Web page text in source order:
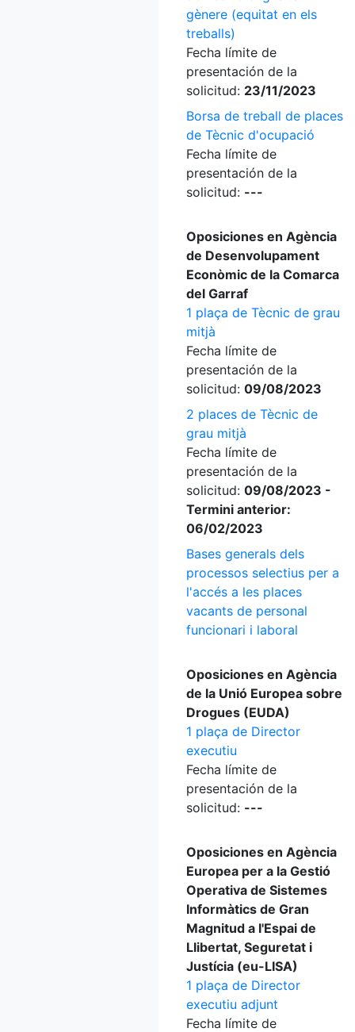
gènere (equitat en els
treballs)
Fecha límite de
presentación de la
solicitud: 23/11/2023
Borsa de treball de places
de Tècnic d'ocupació
Fecha límite de
presentación de la
solicitud: ---
Oposiciones en Agència
de Desenvolupament
Econòmic de la Comarca
del Garraf
1 plaça de Tècnic de grau
mitjà
Fecha límite de
presentación de la
solicitud: 09/08/2023
2 places de Tècnic de
grau mitjà
Fecha límite de
presentación de la
solicitud: 09/08/2023 -
Termini anterior:
06/02/2023
Bases generals dels
processos selectius per a
l'accés a les places
vacants de personal
funcionari i laboral
Oposiciones en Agència
de la Unió Europea sobre
Drogues (EUDA)
1 plaça de Director
executiu
Fecha límite de
presentación de la
solicitud: ---
Oposiciones en Agència
Europea per a la Gestió
Operativa de Sistemes
Informàtics de Gran
Magnitud a l'Espai de
Llibertat, Seguretat i
Justícia (eu-LISA)
1 plaça de Director
executiu adjunt
Fecha límite de